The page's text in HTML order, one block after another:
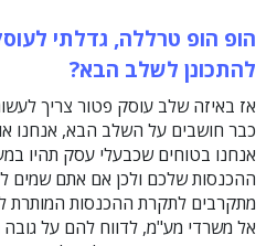
הופ הופ טרללה, גדלתי
להתכונן לשלב הבא?
אז באיזה שלב עוסק פטור צריך
כבר חושבים על השלב הבא, אנחנו
אנחנו בטוחים שכבעלי עסק תהיו
ההכנסות שלכם ולכן אם אתם
מתקרבים לתקרת ההכנסות המותרת
אל משרדי מע"מ, לדווח להם על גובה